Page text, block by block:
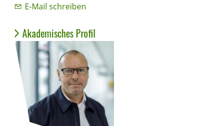
E-Mail schreiben
Akademisches Profil